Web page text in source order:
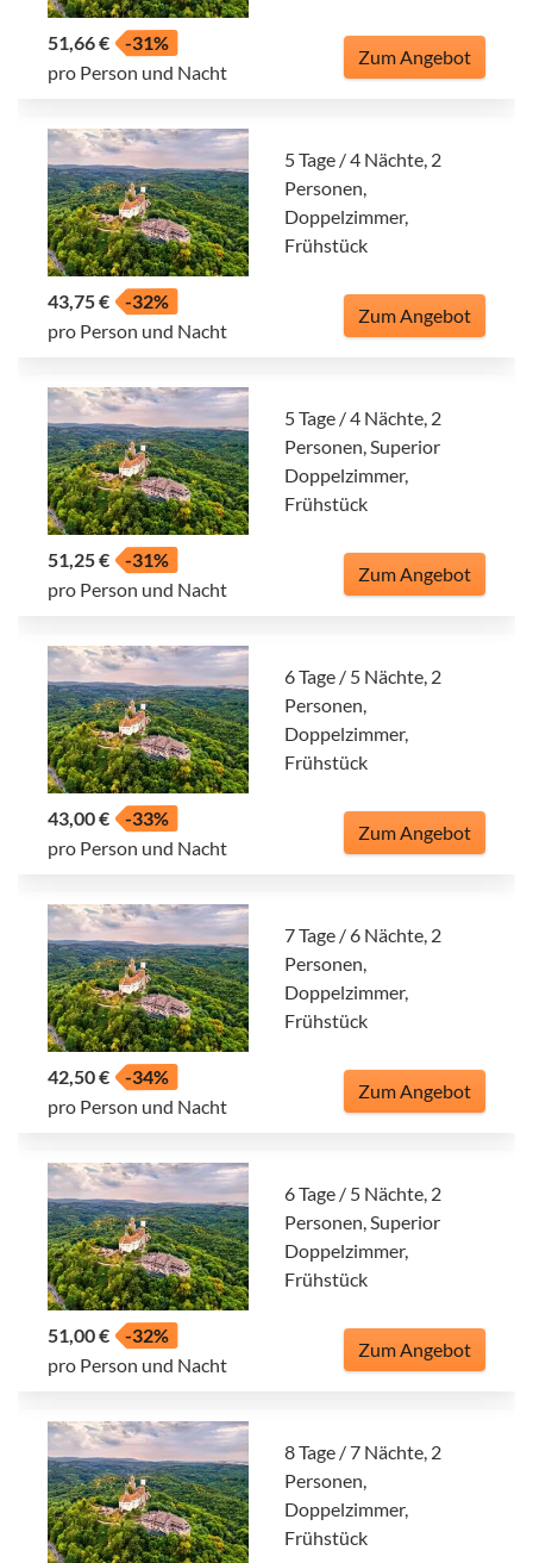
51,66 €
-31%
pro Person und Nacht
Zum Angebot
5 Tage / 4 Nächte, 2
Personen,
Doppelzimmer,
Frühstück
43,75 €
-32%
pro Person und Nacht
Zum Angebot
5 Tage / 4 Nächte, 2
Personen, Superior
Doppelzimmer,
Frühstück
51,25 €
-31%
pro Person und Nacht
Zum Angebot
6 Tage / 5 Nächte, 2
Personen,
Doppelzimmer,
Frühstück
43,00 €
-33%
pro Person und Nacht
Zum Angebot
7 Tage / 6 Nächte, 2
Personen,
Doppelzimmer,
Frühstück
42,50 €
-34%
pro Person und Nacht
Zum Angebot
6 Tage / 5 Nächte, 2
Personen, Superior
Doppelzimmer,
Frühstück
51,00 €
-32%
pro Person und Nacht
Zum Angebot
8 Tage / 7 Nächte, 2
Personen,
Doppelzimmer,
Frühstück